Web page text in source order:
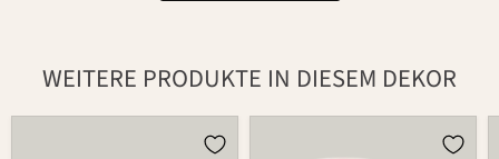
WEITERE PRODUKTE IN DIESEM DEKOR